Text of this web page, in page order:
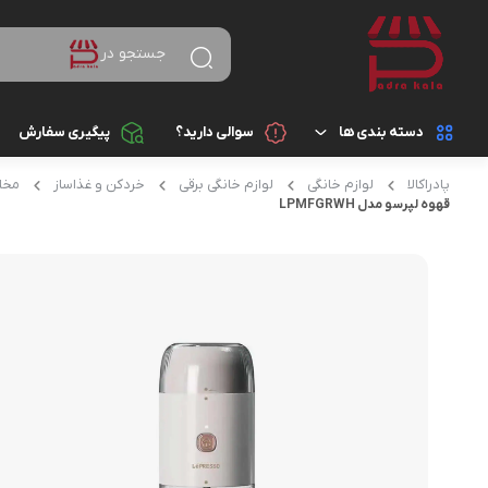
جستجو در
دسته بندی ها
کالای دیجیتال
سوالی دارید؟ پیگیری سفارش
پادراکالا لوازم خانگی لوازم خانگی برقی خردکن و غذاساز
قهوه لپرسو مدل LPMFGRWH